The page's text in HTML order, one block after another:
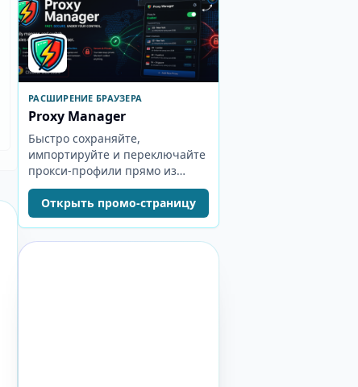
РАСШИРЕНИЕ БРАУЗЕРА
Proxy Manager
Быстро сохраняйте,
импортируйте и переключайте
прокси-профили прямо из
панели браузера.
Открыть промо-страницу